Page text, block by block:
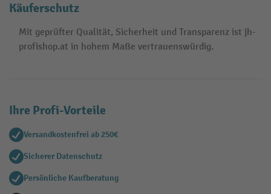
Käuferschutz
Mit geprüfter Qualität, Sicherheit und Transparenz ist jh-
profishop.at in hohem Maße vertrauenswürdig.
Ihre Profi-Vorteile
Versandkostenfrei ab 250€
Sicherer Datenschutz
Persönliche Kaufberatung